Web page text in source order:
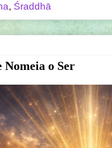
, Śraddhā
Nomeia o Ser